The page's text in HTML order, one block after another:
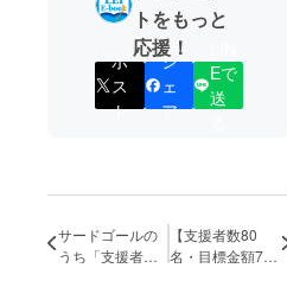
トをもっと
応援！
ポ
ス
ト
シ
ェ
ア
Eで
送
サードゴールの
うち「支援者数
【支援者数80
名・目標金額70